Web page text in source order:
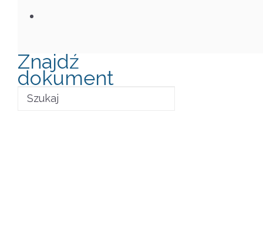
Znajdź
dokument